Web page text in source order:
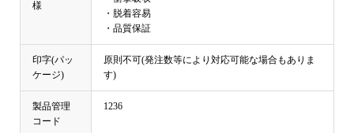
様
・脱着容易
・品質保証
印字(パッ
ケージ)
原則不可(発注数等により対応可能な場合もありま
す)
製品管理
コード
1236